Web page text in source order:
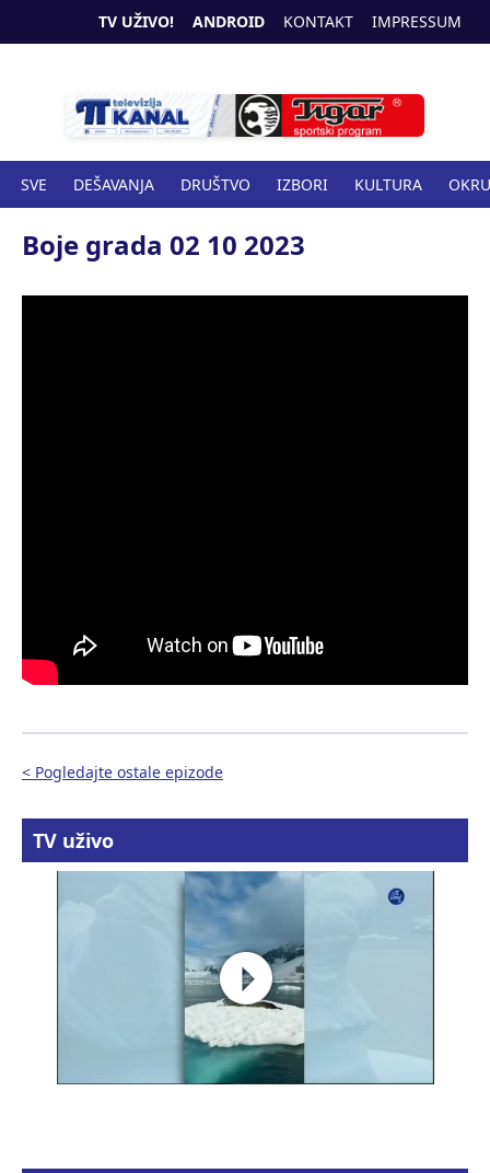
TV UŽIVO! ANDROID KONTAKT IMPRESSUM
SVE DEŠAVANJA DRUŠTVO IZBORI KULTURA
SPORT ZANIMLJIVOSTI ZDRAVSTVO
Boje grada 02 10 2023
< Pogledajte ostale epizode
TV uživo